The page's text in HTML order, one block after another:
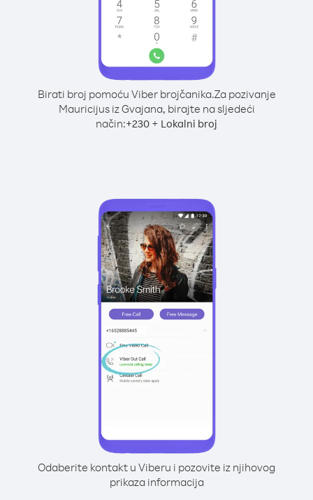
Birati broj pomoću Viber brojčanika.Za pozivanje
Mauricijus iz Gvajana, birajte na sljedeći
način:+230 + Lokalni broj
Odaberite kontakt u Viberu i pozovite iz njihovog
prikaza informacija